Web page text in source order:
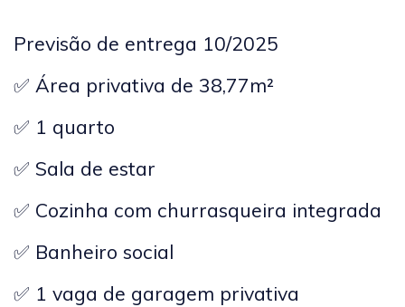
Previsão de entrega 10/2025
✅ Área privativa de 38,77m²
✅ 1 quarto
✅ Sala de estar
✅ Cozinha com churrasqueira integrada
✅ Banheiro social
✅ 1 vaga de garagem privativa